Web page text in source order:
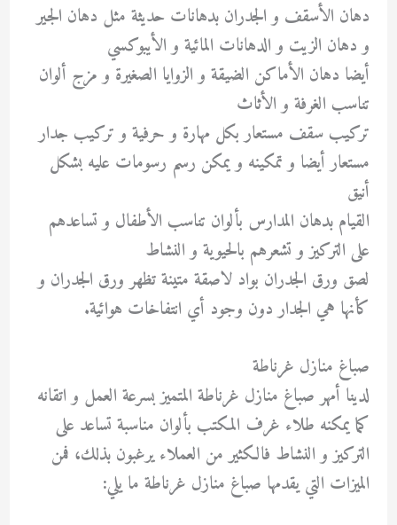
دهان الأسقف و الجدران بدهانات حديثة مثل دهان الجير
و دهان الزيت و الدهانات المائية و الأيبوكسي
أيضا دهان الأماكن الضيقة و الزوايا الصغيرة و مزج ألوان
تناسب الغرفة و الأثاث
تركيب سقف مستعار بكل مهارة و حرفية و تركيب جدار
مستعار أيضا و تمكينه و يمكن رسم رسومات عليه بشكل
أنيق
القيام بدهان المدارس بألوان تناسب الأطفال و تساعدهم
على التركيز و تشعرهم بالحيوية و النشاط
لصق ورق الجدران بواد لاصقة متينة تظهر ورق الجدران و
كأنها هي الجدار دون وجود أي انتفاخات هوائية.
صباغ منازل غرناطة
لدينا أمهر صباغ منازل غرناطة المتميز بسرعة العمل و اتقانه
كما يمكنه طلاء غرف المكتب بألوان مناسبة تساعد على
التركيز و النشاط فالكثير من العملاء يرغبون بذلك، فمن
الميزات التي يقدمها صباغ منازل غرناطة ما يلي: